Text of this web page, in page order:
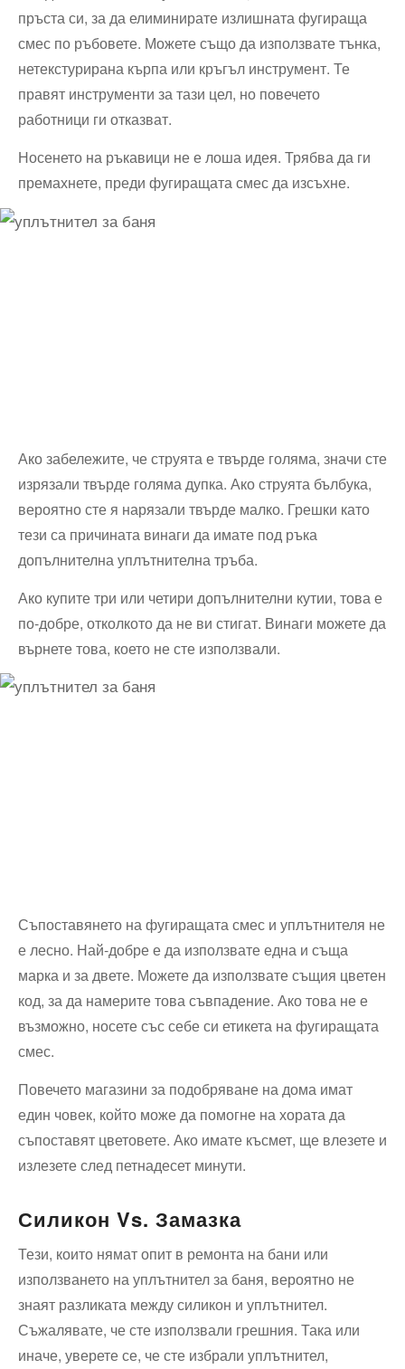
пръста си, за да елиминирате излишната фугираща
смес по ръбовете. Можете също да използвате тънка,
нетекстурирана кърпа или кръгъл инструмент. Те
правят инструменти за тази цел, но повечето
работници ги отказват.
Носенето на ръкавици не е лоша идея. Трябва да ги
премахнете, преди фугиращата смес да изсъхне.
Ако забележите, че струята е твърде голяма, значи сте
изрязали твърде голяма дупка. Ако струята бълбука,
вероятно сте я нарязали твърде малко. Грешки като
тези са причината винаги да имате под ръка
допълнителна уплътнителна тръба.
Ако купите три или четири допълнителни кутии, това е
по-добре, отколкото да не ви стигат. Винаги можете да
върнете това, което не сте използвали.
Съпоставянето на фугиращата смес и уплътнителя не
е лесно. Най-добре е да използвате една и съща
марка и за двете. Можете да използвате същия цветен
код, за да намерите това съвпадение. Ако това не е
възможно, носете със себе си етикета на фугиращата
смес.
Повечето магазини за подобряване на дома имат
един човек, който може да помогне на хората да
съпоставят цветовете. Ако имате късмет, ще влезете и
излезете след петнадесет минути.
Силикон Vs. Замазка
Тези, които нямат опит в ремонта на бани или
използването на уплътнител за баня, вероятно не
знаят разликата между силикон и уплътнител.
Съжалявате, че сте използвали грешния. Така или
иначе, уверете се, че сте избрали уплътнител,